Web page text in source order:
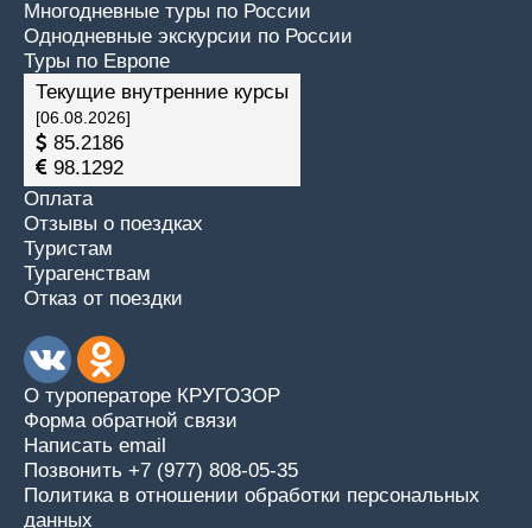
Многодневные туры по России
Однодневные экскурсии по России
Туры по Европе
Текущие внутренние курсы
[06.08.2026]
85.2186
98.1292
Оплата
Отзывы о поездках
Туристам
Турагенствам
Отказ от поездки
О туроператоре КРУГОЗОР
Форма обратной связи
Написать email
Позвонить +7 (977) 808-05-35
Политика в отношении обработки персональных
данных